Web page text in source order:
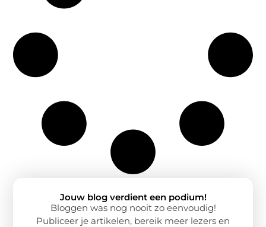
Jouw blog verdient een podium!
Bloggen was nog nooit zo eenvoudig!
Publiceer je artikelen, bereik meer lezers en